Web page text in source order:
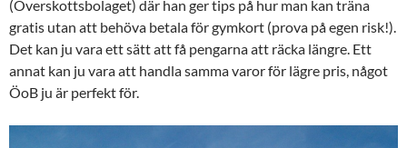
(Överskottsbolaget) där han ger tips på hur man kan träna
gratis utan att behöva betala för gymkort (prova på egen risk!).
Det kan ju vara ett sätt att få pengarna att räcka längre. Ett
annat kan ju vara att handla samma varor för lägre pris, något
ÖoB ju är perfekt för.